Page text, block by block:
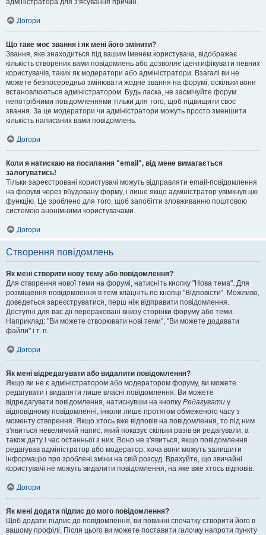
адміністратора для з'ясування причин.
Догори
Що таке моє звання і як мені його змінити?
Звання, яке знаходиться під вашим іменем користувача, відображає
кількість створених вами повідомлень або дозволяє ідентифікувати певних
користувачів, таких як модератори або адміністратори. Взагалі ви не
можете безпосередньо змінювати жодне звання на форумі, оскільки вони
встановлюються адміністратором. Будь ласка, не засмічуйте форум
непотрібними повідомленнями тільки для того, щоб підвищити своє
звання. За це модератори чи адміністратори можуть просто зменшити
кількість написаних вами повідомлень.
Догори
Коли я натискаю на посилання "email", від мене вимагається
залогуватись!
Тільки зареєстровані користувачі можуть відправляти email-повідомлення
на форумі через вбудовану форму, і лише якщо адміністратор увімкнув цю
функцію. Це зроблено для того, щоб запобігти зловживанню поштовою
системою анонімними користувачами.
Догори
Створення повідомлень
Як мені створити нову тему або повідомлення?
Для створення нової теми на форумі, натисніть кнопку "Нова тема". Для
розміщення повідомлення в темі клацніть по кнопці "Відповісти". Можливо,
доведеться зареєструватися, перш ніж відправити повідомлення.
Доступні для вас дії перераховані внизу сторінки форуму або теми.
Наприклад: "Ви можете створювати нові теми", "Ви можете додавати
файли" і т. п.
Догори
Як мені відредагувати або видалити повідомлення?
Якщо ви не є адміністратором або модератором форуму, ви можете
редагувати і видаляти лише власні повідомлення. Ви можете
відредагувати повідомлення, натиснувши на кнопку Редагувати у
відповідному повідомленні, інколи лише протягом обмеженого часу з
моменту створення. Якщо хтось вже відповів на повідомлення, то під ним
з'явиться невеличкий напис, який показує скільки разів ви редагували, а
також дату і час останньої з них. Воно не з'явиться, якщо повідомлення
редагував адміністратор або модератор, хоча вони можуть залишити
інформацію про зроблені зміни на свій розсуд. Врахуйте, що звичайні
користувачі не можуть видалити повідомлення, на яке вже хтось відповів.
Догори
Як мені додати підпис до мого повідомлення?
Щоб додати підпис до повідомлення, ви повинні спочатку створити його в
вашому профілі. Після цього ви можете поставити галочку напроти пункту